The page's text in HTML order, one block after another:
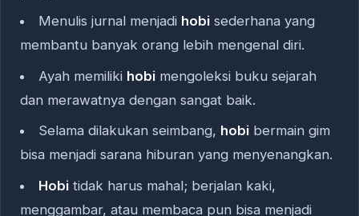
Menulis jurnal menjadi hobisederhana yang
membantu banyak orang lebih mengenal diri.
Ayah memiliki hobimengoleksi buku sejarah
dan merawatnya dengan sangat baik.
Selama dilakukan seimbang, hobibermain gim
bisa menjadi sarana hiburan yang menyenangkan.
Hobitidak harus mahal; berjalan kaki,
menggambar, atau membaca pun bisa menjadi